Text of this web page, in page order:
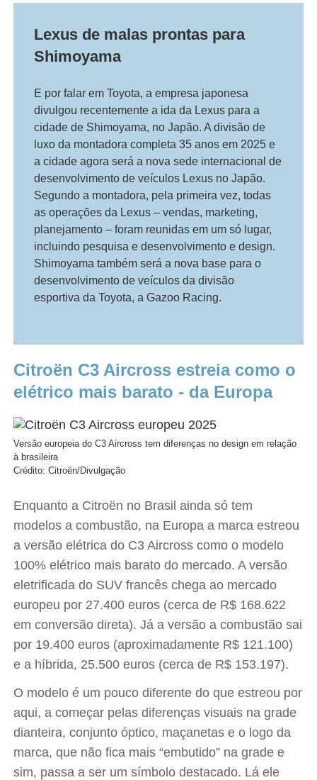
Lexus de malas prontas para
Shimoyama
E por falar em Toyota, a empresa japonesa
divulgou recentemente a ida da Lexus para a
cidade de Shimoyama, no Japão. A divisão de
luxo da montadora completa 35 anos em 2025 e
a cidade agora será a nova sede internacional de
desenvolvimento de veículos Lexus no Japão.
Segundo a montadora, pela primeira vez, todas
as operações da Lexus – vendas, marketing,
planejamento – foram reunidas em um só lugar,
incluindo pesquisa e desenvolvimento e design.
Shimoyama também será a nova base para o
desenvolvimento de veículos da divisão
esportiva da Toyota, a Gazoo Racing.
Citroën C3 Aircross estreia como o
elétrico mais barato - da Europa
Versão europeia do C3 Aircross tem diferenças no design em relação
à brasileira
Crédito: Citroën/Divulgação
Enquanto a Citroën no Brasil ainda só tem
modelos a combustão, na Europa a marca estreou
a versão elétrica do C3 Aircross como o modelo
100% elétrico mais barato do mercado. A versão
eletrificada do SUV francês chega ao mercado
europeu por 27.400 euros (cerca de R$ 168.622
em conversão direta). Já a versão a combustão sai
por 19.400 euros (aproximadamente R$ 121.100)
e a híbrida, 25.500 euros (cerca de R$ 153.197).
O modelo é um pouco diferente do que estreou por
aqui, a começar pelas diferenças visuais na grade
dianteira, conjunto óptico, maçanetas e o logo da
marca, que não fica mais “embutido” na grade e
sim, passa a ser um símbolo destacado. Lá ele